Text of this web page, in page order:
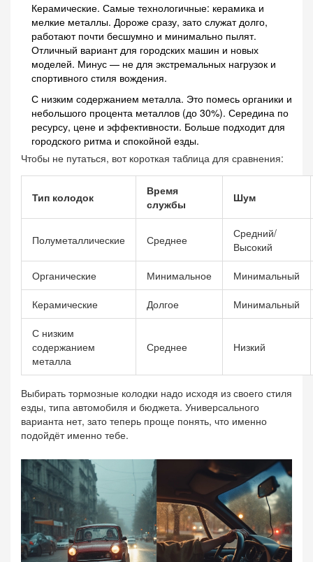
Керамические. Самые технологичные: керамика и
мелкие металлы. Дороже сразу, зато служат долго,
работают почти бесшумно и минимально пылят.
Отличный вариант для городских машин и новых
моделей. Минус — не для экстремальных нагрузок и
спортивного стиля вождения.
С низким содержанием металла. Это помесь органики и
небольшого процента металлов (до 30%). Середина по
ресурсу, цене и эффективности. Больше подходит для
городского ритма и спокойной езды.
Чтобы не путаться, вот короткая таблица для сравнения:
Тип колодок
Время
службы
Шум
Полуметаллические Среднее
Средний/
Высокий
Органические Минимальное Минимальный
Керамические Долгое Минимальный
С низким
содержанием
металла
Среднее Низкий
Выбирать тормозные колодки надо исходя из своего стиля
езды, типа автомобиля и бюджета. Универсального
варианта нет, зато теперь проще понять, что именно
подойдёт именно тебе.